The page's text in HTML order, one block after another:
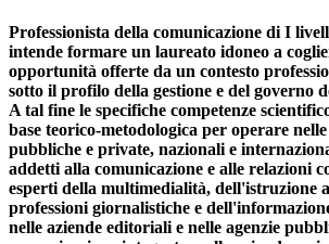
Professionista della comunicazione di I
intende formare un laureato idoneo a
opportunità offerte da un contesto
sotto il profilo della gestione e del governo
A tal fine le specifiche competenze
base teorico-metodologica per operare
pubbliche e private, nazionali e
addetti alla comunicazione e alle relazioni
esperti della multimedialità, dell'istruzione
professioni giornalistiche e
nelle aziende editoriali e nelle agenzie